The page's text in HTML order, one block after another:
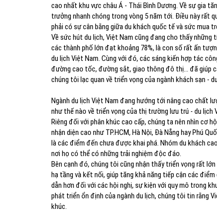
cao nhất khu vực châu Á - Thái Bình Dương. Về sự gia
trưởng nhanh chóng trong vòng 5 năm tới. Điều này rất
phải có sự cân bằng giữa du khách quốc tế và sức mua
Về sức hút du lịch, Việt Nam cũng đang cho thấy những
các thành phố lớn đạt khoảng 78%, là con số rất ấn
du lịch Việt Nam. Cùng với đó, các sáng kiến hợp tác
đường cao tốc, đường sắt, giao thông đô thị… đã giúp
chúng tôi lạc quan về triển vọng của ngành khách sạn -
Ngành du lịch Việt Nam đang hướng tới nâng cao chất
như thế nào về triển vọng của thị trường lưu trú - du lịch
Riêng đối với phân khúc cao cấp, chúng ta nên nhìn
nhận diện cao như TP.HCM, Hà Nội, Đà Nẵng hay Phú
là các điểm đến chưa được khai phá. Nhóm du khách
nơi họ có thể có những trải nghiệm độc đáo.
Bên cạnh đó, chúng tôi cũng nhận thấy triển vọng rất
hạ tầng và kết nối, giúp tăng khả năng tiếp cận các
dẫn hơn đối với các hội nghị, sự kiện với quy mô trong
phát triển ổn định của ngành du lịch, chúng tôi tin rằng
khúc.